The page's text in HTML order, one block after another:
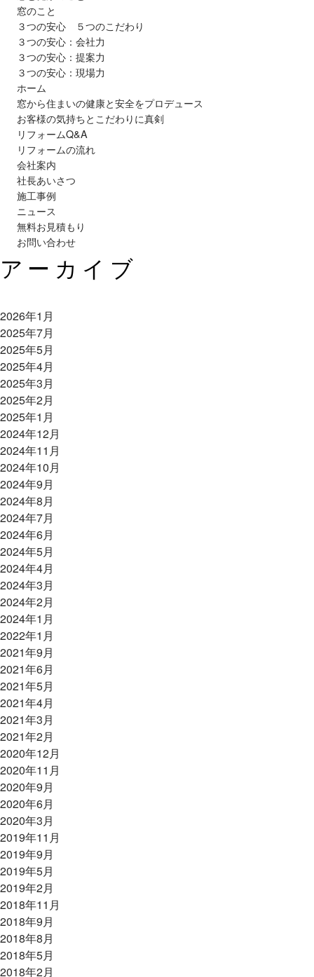
窓のこと
３つの安心 ５つのこだわり
３つの安心：会社力
３つの安心：提案力
３つの安心：現場力
ホーム
窓から住まいの健康と安全をプロデュース
お客様の気持ちとこだわりに真剣
リフォームQ&A
リフォームの流れ
会社案内
社長あいさつ
施工事例
ニュース
無料お見積もり
お問い合わせ
アーカイブ
2026年1月
2025年7月
2025年5月
2025年4月
2025年3月
2025年2月
2025年1月
2024年12月
2024年11月
2024年10月
2024年9月
2024年8月
2024年7月
2024年6月
2024年5月
2024年4月
2024年3月
2024年2月
2024年1月
2022年1月
2021年9月
2021年6月
2021年5月
2021年4月
2021年3月
2021年2月
2020年12月
2020年11月
2020年9月
2020年6月
2020年3月
2019年11月
2019年9月
2019年5月
2019年2月
2018年11月
2018年9月
2018年8月
2018年5月
2018年2月